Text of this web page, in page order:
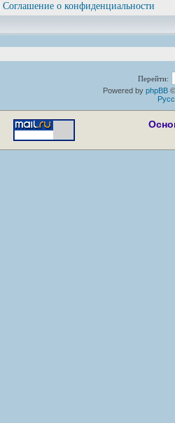
Соглашение о конфиденциальности
Перейти:
Powered by phpBB